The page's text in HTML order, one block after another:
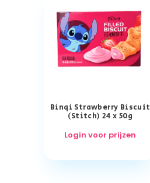
Binqi Strawberry Biscuit
(Stitch) 24 x 50g
Login voor prijzen